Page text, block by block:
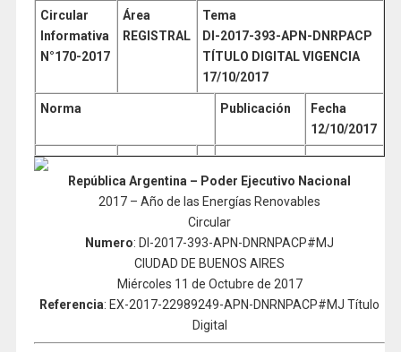
Circular
Informativa
N°170-2017
Área
REGISTRAL
Tema
DI-2017-393-APN-DNRPACP
TÍTULO DIGITAL VIGENCIA
17/10/2017
Norma Publicación
Fecha
12/10/2017
República Argentina – Poder Ejecutivo Nacional
2017 – Año de las Energías Renovables
Circular
Numero: DI-2017-393-APN-DNRNPACP#MJ
CIUDAD DE BUENOS AIRES
Miércoles 11 de Octubre de 2017
Referencia: EX-2017-22989249-APN-DNRNPACP#MJ Título
Digital